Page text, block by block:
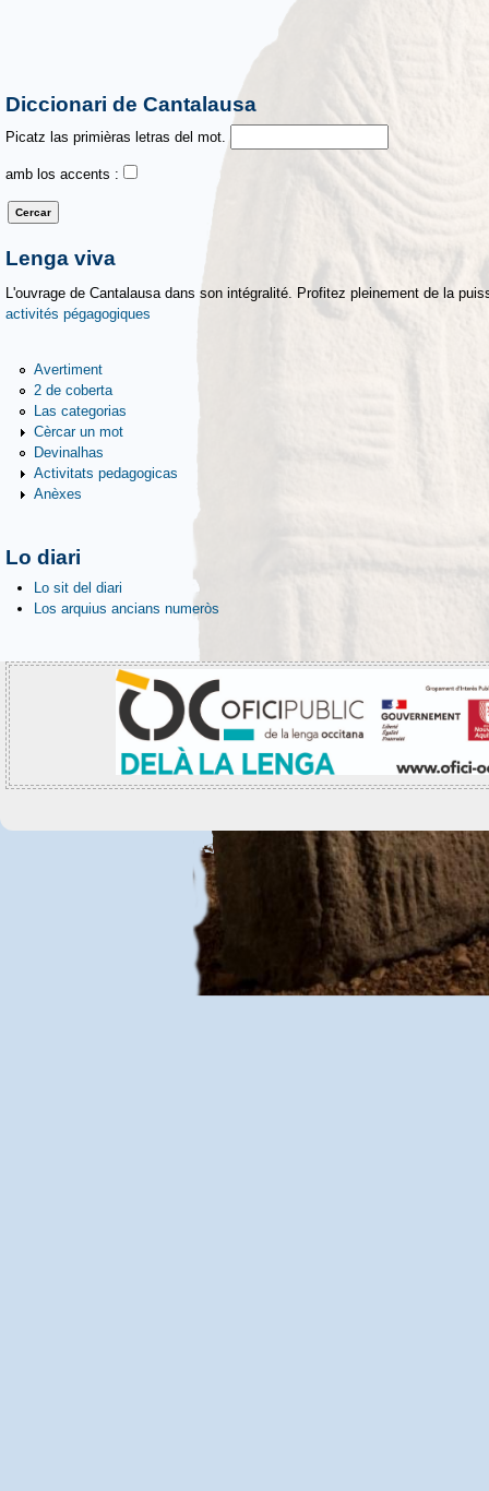
Diccionari de Cantalausa
Picatz las primièras letras del mot.
amb los accents :
Lenga viva
L'ouvrage de Cantalausa dans son intégralité. Profitez pleinement de la
activités pégagogiques
Avertiment
2 de coberta
Las categorias
Cèrcar un mot
Devinalhas
Activitats pedagogicas
Anèxes
Lo diari
Lo sit del diari
Los arquius ancians numeròs